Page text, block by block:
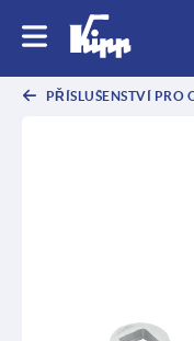
PŘÍSLUŠENSTVÍ PRO